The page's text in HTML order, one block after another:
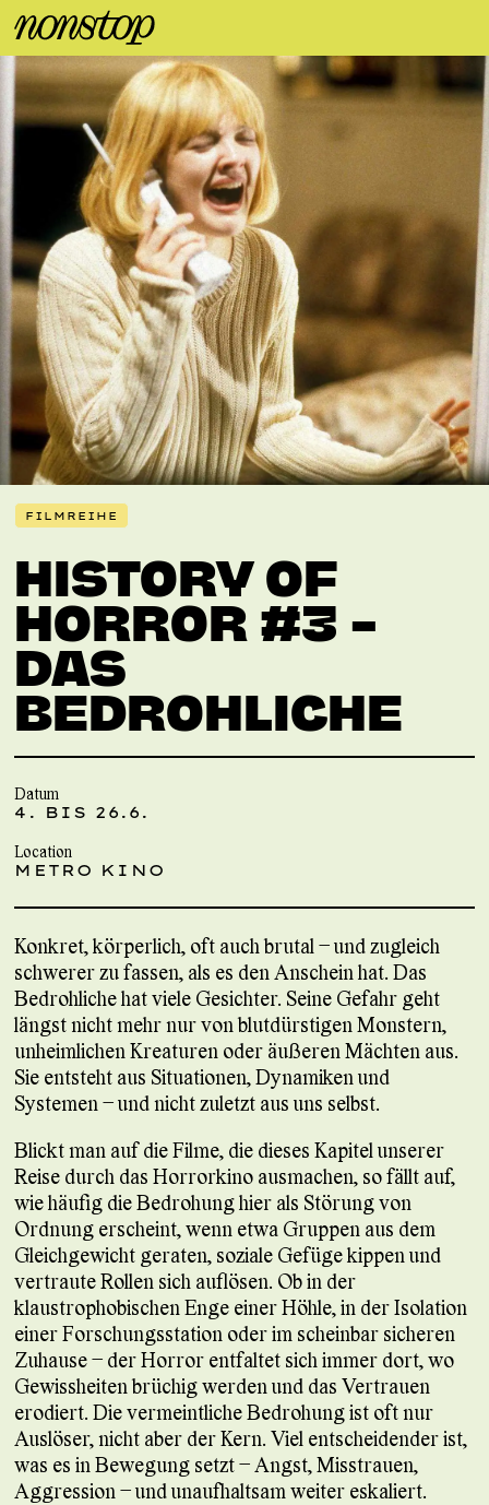
FILMREIHE
HISTORY OF
HORROR #3 –
DAS
BEDROHLICHE
Datum
4. BIS 26.6.
Location
METRO KINO
Konkret, körperlich, oft auch brutal – und zugleich
schwerer zu fassen, als es den Anschein hat. Das
Bedrohliche hat viele Gesichter. Seine Gefahr geht
längst nicht mehr nur von blutdürstigen Monstern,
unheimlichen Kreaturen oder äußeren Mächten aus.
Sie entsteht aus Situationen, Dynamiken und
Systemen – und nicht zuletzt aus uns selbst.
Blickt man auf die Filme, die dieses Kapitel unserer
Reise durch das Horrorkino ausmachen, so fällt auf,
wie häufig die Bedrohung hier als Störung von
Ordnung erscheint, wenn etwa Gruppen aus dem
Gleichgewicht geraten, soziale Gefüge kippen und
vertraute Rollen sich auflösen. Ob in der
klaustrophobischen Enge einer Höhle, in der Isolation
einer Forschungsstation oder im scheinbar sicheren
Zuhause – der Horror entfaltet sich immer dort, wo
Gewissheiten brüchig werden und das Vertrauen
erodiert. Die vermeintliche Bedrohung ist oft nur
Auslöser, nicht aber der Kern. Viel entscheidender ist,
was es in Bewegung setzt – Angst, Misstrauen,
Aggression – und unaufhaltsam weiter eskaliert.